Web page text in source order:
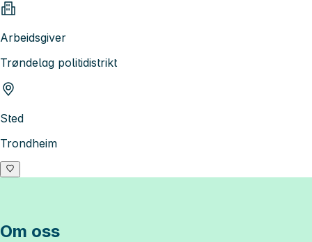
Arbeidsgiver
Trøndelag politidistrikt
Sted
Trondheim
Om oss